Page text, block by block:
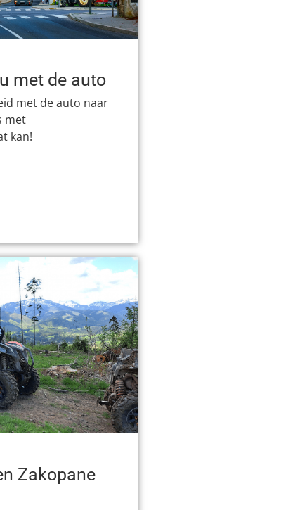
met de auto
met de auto naar
met
kan!
Zakopane